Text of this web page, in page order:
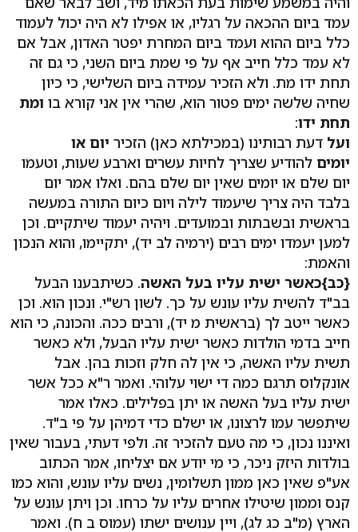
עמד ביום ההכאה על רגליו, או אפילו לא היה יכול לעמוד
כלל ביום ההוא ועמד ביום המחרת יפטר האדון, אבל אם
לא עמד כלל חייב אף על פי שמת ביום השני, כי גם זה
תחת ידו מת. ולא הזכיר עמידה ביום השלישי, כי כיון
שחיה שלשה ימים פטור הוא, שהרי אין אני קורא בו ומת
תחת ידו:
ועל דעת רבותינו (במכילתא כאן) הזכיר יום או
יומים להודיע שצריך לחיות עשרים וארבע שעות, וטעמו
יום שלם או יומים שאין יום שלם בהם. ואלו אמר יום
בלבד היה צריך שיעמוד לילה ויום כיום התורה במעשה
בראשית ובשבתות ובמועדים. ויהיה יעמוד שיתקיים. וכן
למען יעמדו ימים רבים (ירמיה לב יד), יתקיימו, והוא הנכון
והאמת:
{כב}כאשר ישית עליו בעל האשה. כשיתבענו הבעל
בב"ד להשית עליו עונש על כך. לשון רש"י. ונכון הוא. וכן
כאשר ייטב לך (בראשית מ יד), ורבים ככה. והכונה, כי הוא
חייב בדמי הולדות כאשר ישית עליו הבעל, ולא כאשר
תשית עליו האשה, כי אין לה חלק וזכות בהן. אבל
אונקלוס תרגם כמה די ישוי עלוהי. ואמר ר"א ככל אשר
ישית עליו בעל האשה או יתן בפלילים. כאלו אמר
שיתפשר עמו לרצונו, או ישלם כדי דמיהן על פי ב"ד.
ואיננו נכון, כי מה טעם להזכיר זה. ולפי דעתי, בעבור שאין
בולדות היזק ניכר, כי מי יודע אם יצליחו, אמר הכתוב
אע"פ שאין כאן ממון תשלומין, נשים עליו עונש, והוא כמו
קנס וממון שיטילו אחרים עליו על כרחו. וכן ויתן עונש על
הארץ (מ"ב כג לג), ויין ענושים ישתו (עמוס ב ח). ואמר